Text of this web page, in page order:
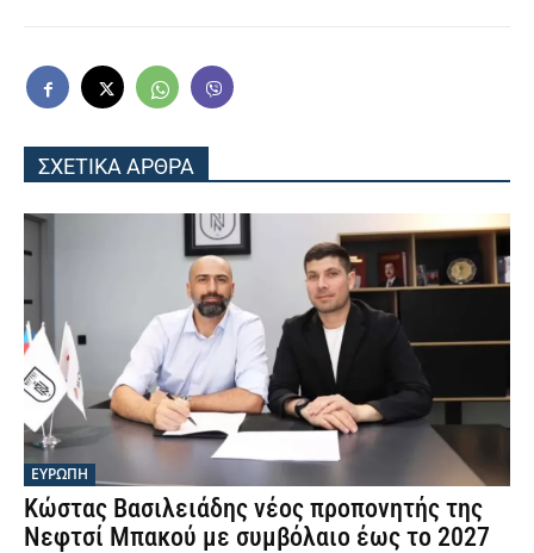
ΣΧΕΤΙΚΑ ΑΡΘΡΑ
ΕΥΡΩΠΗ
Κώστας Βασιλειάδης νέος προπονητής της
Νεφτσί Μπακού με συμβόλαιο έως το 2027